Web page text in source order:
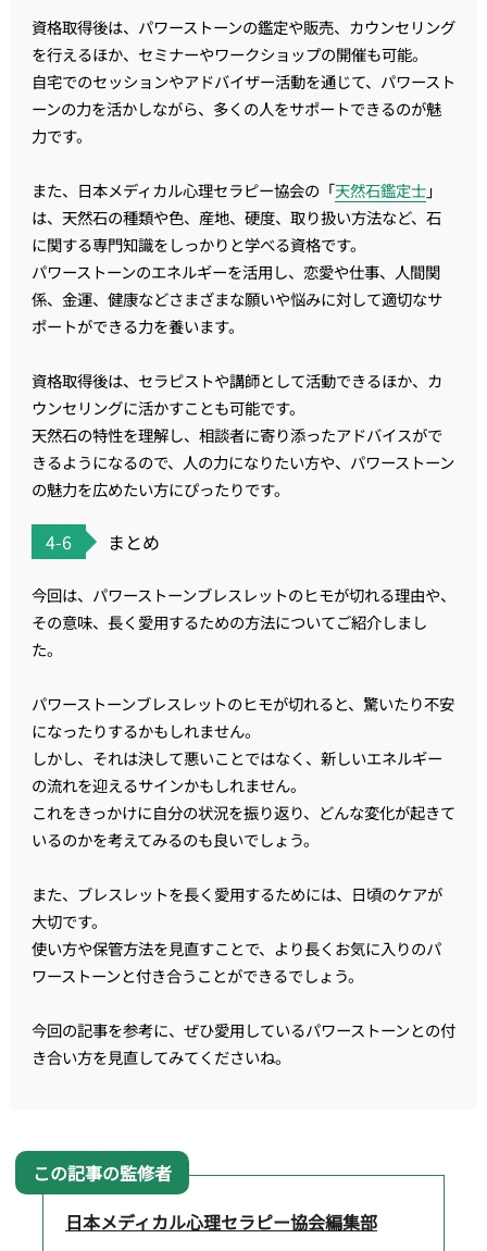
資格取得後は、パワーストーンの鑑定や販売、カウンセリング
を行えるほか、セミナーやワークショップの開催も可能。
自宅でのセッションやアドバイザー活動を通じて、パワースト
ーンの力を活かしながら、多くの人をサポートできるのが魅
力です。
また、日本メディカル心理セラピー協会の「天然石鑑定士」
は、天然石の種類や色、産地、硬度、取り扱い方法など、石
に関する専門知識をしっかりと学べる資格です。
パワーストーンのエネルギーを活用し、恋愛や仕事、人間関
係、金運、健康などさまざまな願いや悩みに対して適切なサ
ポートができる力を養います。
資格取得後は、セラピストや講師として活動できるほか、カ
ウンセリングに活かすことも可能です。
天然石の特性を理解し、相談者に寄り添ったアドバイスがで
きるようになるので、人の力になりたい方や、パワーストーン
の魅力を広めたい方にぴったりです。
4-6 まとめ
今回は、パワーストーンブレスレットのヒモが切れる理由や、
その意味、長く愛用するための方法についてご紹介しまし
た。
パワーストーンブレスレットのヒモが切れると、驚いたり不安
になったりするかもしれません。
しかし、それは決して悪いことではなく、新しいエネルギー
の流れを迎えるサインかもしれません。
これをきっかけに自分の状況を振り返り、どんな変化が起きて
いるのかを考えてみるのも良いでしょう。
また、ブレスレットを長く愛用するためには、日頃のケアが
大切です。
使い方や保管方法を見直すことで、より長くお気に入りのパ
ワーストーンと付き合うことができるでしょう。
今回の記事を参考に、ぜひ愛用しているパワーストーンとの付
き合い方を見直してみてくださいね。
日本メディカル心理セラピー協会編集部